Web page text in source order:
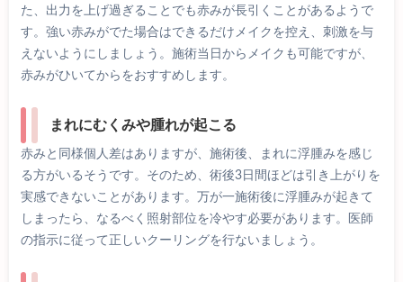
た、出力を上げ過ぎることでも赤みが長引くことがあるようで
す。強い赤みがでた場合はできるだけメイクを控え、刺激を与
えないようにしましょう。施術当日からメイクも可能ですが、
赤みがひいてからをおすすめします。
まれにむくみや腫れが起こる
赤みと同様個人差はありますが、施術後、まれに浮腫みを感じ
る方がいるそうです。そのため、術後3日間ほどは引き上がりを
実感できないことがあります。万が一施術後に浮腫みが起きて
しまったら、なるべく照射部位を冷やす必要があります。医師
の指示に従って正しいクーリングを行ないましょう。